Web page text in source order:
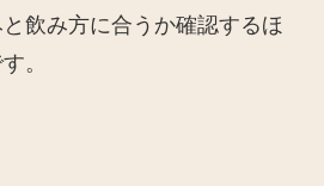
飲み方に合うか確認するほ
。